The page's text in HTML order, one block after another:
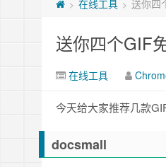
> 在线工具 > 送你四
送你四个GIF
在线工具
今天给大家推荐几款
docsmall